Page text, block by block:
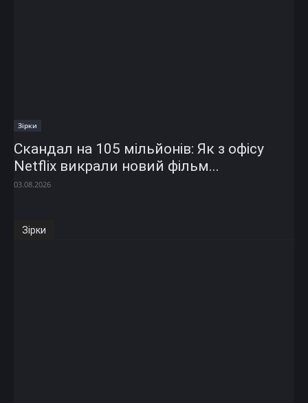
Зірки
Скандал на 105 мільйонів: Як з офісу
Netflix викрали новий фільм...
03.08.2026
Зірки